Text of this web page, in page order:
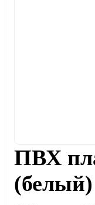
ПВХ